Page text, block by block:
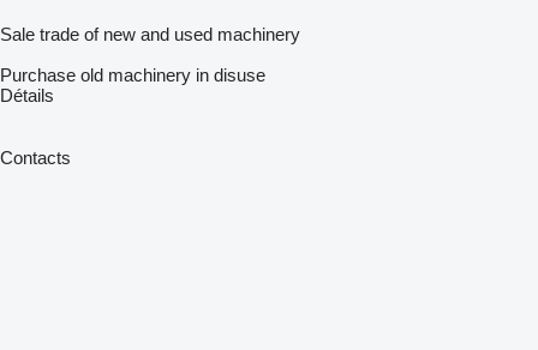
Sale trade of new and used machinery
Purchase old machinery in disuse
Détails
Contacts